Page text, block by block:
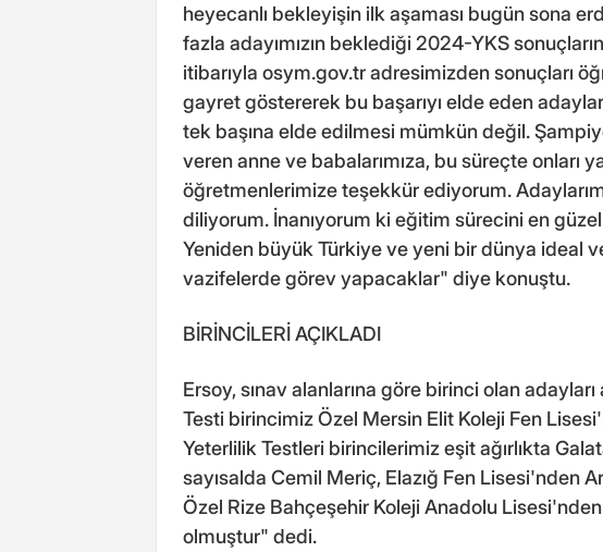
heyecanlı bekleyişin ilk aşaması bugün sona
fazla adayımızın beklediği 2024-YKS
itibarıyla osym.gov.tr adresimizden sonuçları
gayret göstererek bu başarıyı elde eden
tek başına elde edilmesi mümkün değil.
veren anne ve babalarımıza, bu süreçte onları
öğretmenlerimize teşekkür ediyorum.
diliyorum. İnanıyorum ki eğitim sürecini en
Yeniden büyük Türkiye ve yeni bir dünya ideal
vazifelerde görev yapacaklar" diye konuştu.
BİRİNCİLERİ AÇIKLADI
Ersoy, sınav alanlarına göre birinci olan
Testi birincimiz Özel Mersin Elit Koleji Fen
Yeterlilik Testleri birincilerimiz eşit ağırlıkta
sayısalda Cemil Meriç, Elazığ Fen Lisesi'nden
Özel Rize Bahçeşehir Koleji Anadolu
olmuştur" dedi.